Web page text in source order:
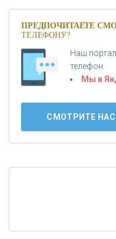
«МОСКОВСКИЙ
«БАНК
АО «КРЕДИТ
Банки.ру обновил
ПРЕДПОЧИТАЕТЕ
ТЕЛЕФОНУ?
Наш
телефон.
Мы в
СМОТРИТЕ